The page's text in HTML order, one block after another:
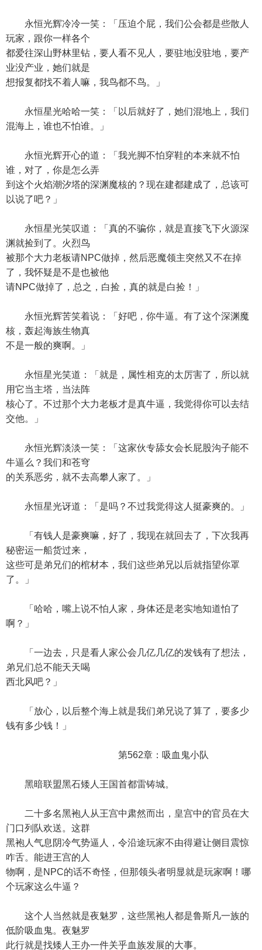
永恒光辉冷冷一笑：「压迫个屁，我们公会都是些散人
玩家，跟你一样各个
都爱往深山野林里钻，要人看不见人，要驻地没驻地，要产
业没产业，她们就是
想报复都找不着人嘛，我鸟都不鸟。」
永恒星光哈哈一笑：「以后就好了，她们混地上，我们
混海上，谁也不怕谁。」
永恒光辉开心的道：「我光脚不怕穿鞋的本来就不怕
谁，对了，你是怎么弄
到这个火焰潮汐塔的深渊魔核的？现在建都建成了，总该可
以说了吧？」
永恒星光笑叹道：「真的不骗你，就是直接飞下火源深
渊就捡到了。火烈鸟
被那个大力老板请NPC做掉，然后恶魔领主突然又不在掉
了，我怀疑是不是也被他
请NPC做掉了，总之，白捡，真的就是白捡！」
永恒光辉苦笑着说：「好吧，你牛逼。有了这个深渊魔
核，轰起海族生物真
不是一般的爽啊。」
永恒星光笑道：「就是，属性相克的太厉害了，所以就
用它当主塔，当法阵
核心了。不过那个大力老板才是真牛逼，我觉得你可以去结
交他。」
永恒光辉淡淡一笑：「这家伙专舔女会长屁股沟子能不
牛逼么？我们和苍穹
的关系恶劣，就不去高攀人家了。」
永恒星光讶道：「是吗？不过我觉得这人挺豪爽的。」
「有钱人是豪爽嘛，好了，我现在就回去了，下次我再
秘密运一船货过来，
这些可是弟兄们的棺材本，我们这些弟兄以后就指望你罩
了。」
「哈哈，嘴上说不怕人家，身体还是老实地知道怕了
啊？」
「一边去，只是看人家公会几亿几亿的发钱有了想法，
弟兄们总不能天天喝
西北风吧？」
「放心，以后整个海上就是我们弟兄说了算了，要多少
钱有多少钱！」
第562章：吸血鬼小队
黑暗联盟黑石矮人王国首都雷铸城。
二十多名黑袍人从王宫中肃然而出，皇宫中的官员在大
门口列队欢送。这群
黑袍人气息阴冷气势逼人，令沿途玩家不由得避让侧目震惊
咋舌。能进王宫的人
物啊，是NPC的话不奇怪，但那领头者明显就是玩家啊！哪
个玩家这么牛逼？
这个人当然就是夜魅罗，这些黑袍人都是鲁斯凡一族的
低阶吸血鬼。夜魅罗
此行就是找矮人王办一件关乎血族发展的大事。